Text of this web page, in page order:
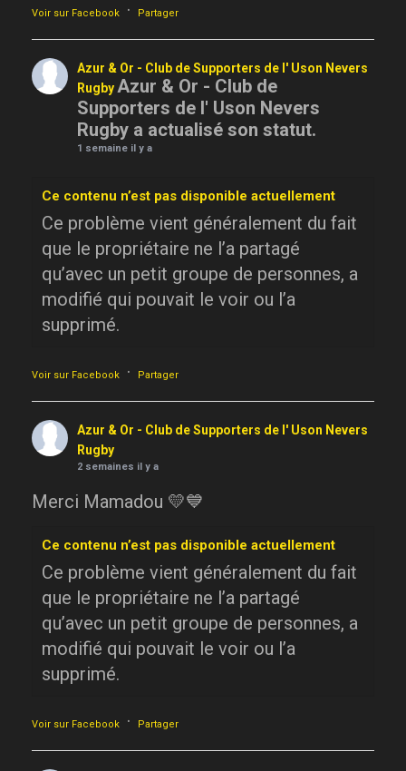
Voir sur Facebook · Partager
Azur & Or - Club de Supporters de l' Uson Nevers
RugbyAzur & Or - Club de
Supporters de l' Uson Nevers
Rugby a actualisé son statut.
1 semaine il y a
Ce contenu n’est pas disponible actuellement
Ce problème vient généralement du fait
que le propriétaire ne l’a partagé
qu’avec un petit groupe de personnes, a
modifié qui pouvait le voir ou l’a
supprimé.
Voir sur Facebook · Partager
Azur & Or - Club de Supporters de l' Uson Nevers
Rugby
2 semaines il y a
Merci Mamadou 💛💙
Ce contenu n’est pas disponible actuellement
Ce problème vient généralement du fait
que le propriétaire ne l’a partagé
qu’avec un petit groupe de personnes, a
modifié qui pouvait le voir ou l’a
supprimé.
Voir sur Facebook · Partager